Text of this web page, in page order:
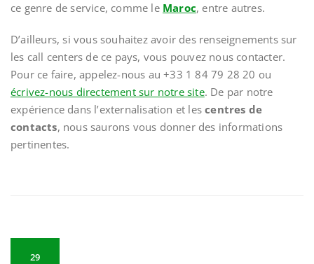
ce genre de service, comme le Maroc, entre autres.
D’ailleurs, si vous souhaitez avoir des renseignements sur
les call centers de ce pays, vous pouvez nous contacter.
Pour ce faire, appelez-nous au +33 1 84 79 28 20 ou
écrivez-nous directement sur notre site. De par notre
expérience dans l’externalisation et lescentres de
contacts, nous saurons vous donner des informations
pertinentes.
29